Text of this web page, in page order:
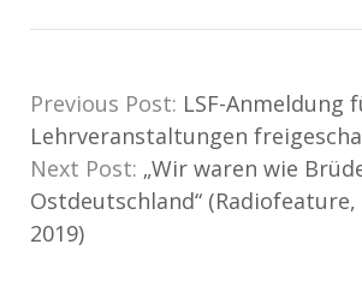
Previous Post: LSF-Anmeldung
Lehrveranstaltungen
Next Post: „Wir waren wie
Ostdeutschland“
2019)